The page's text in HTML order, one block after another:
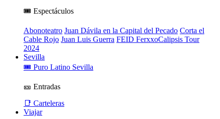
🎟️ Espectáculos
Abonoteatro Juan Dávila en la Capital del Pecado Corta el
Cable Rojo Juan Luis Guerra FEID FerxxoCalipsis Tour
2024
Sevilla
🎟️ Puro Latino Sevilla
🎫 Entradas
📑 Carteleras
Viajar